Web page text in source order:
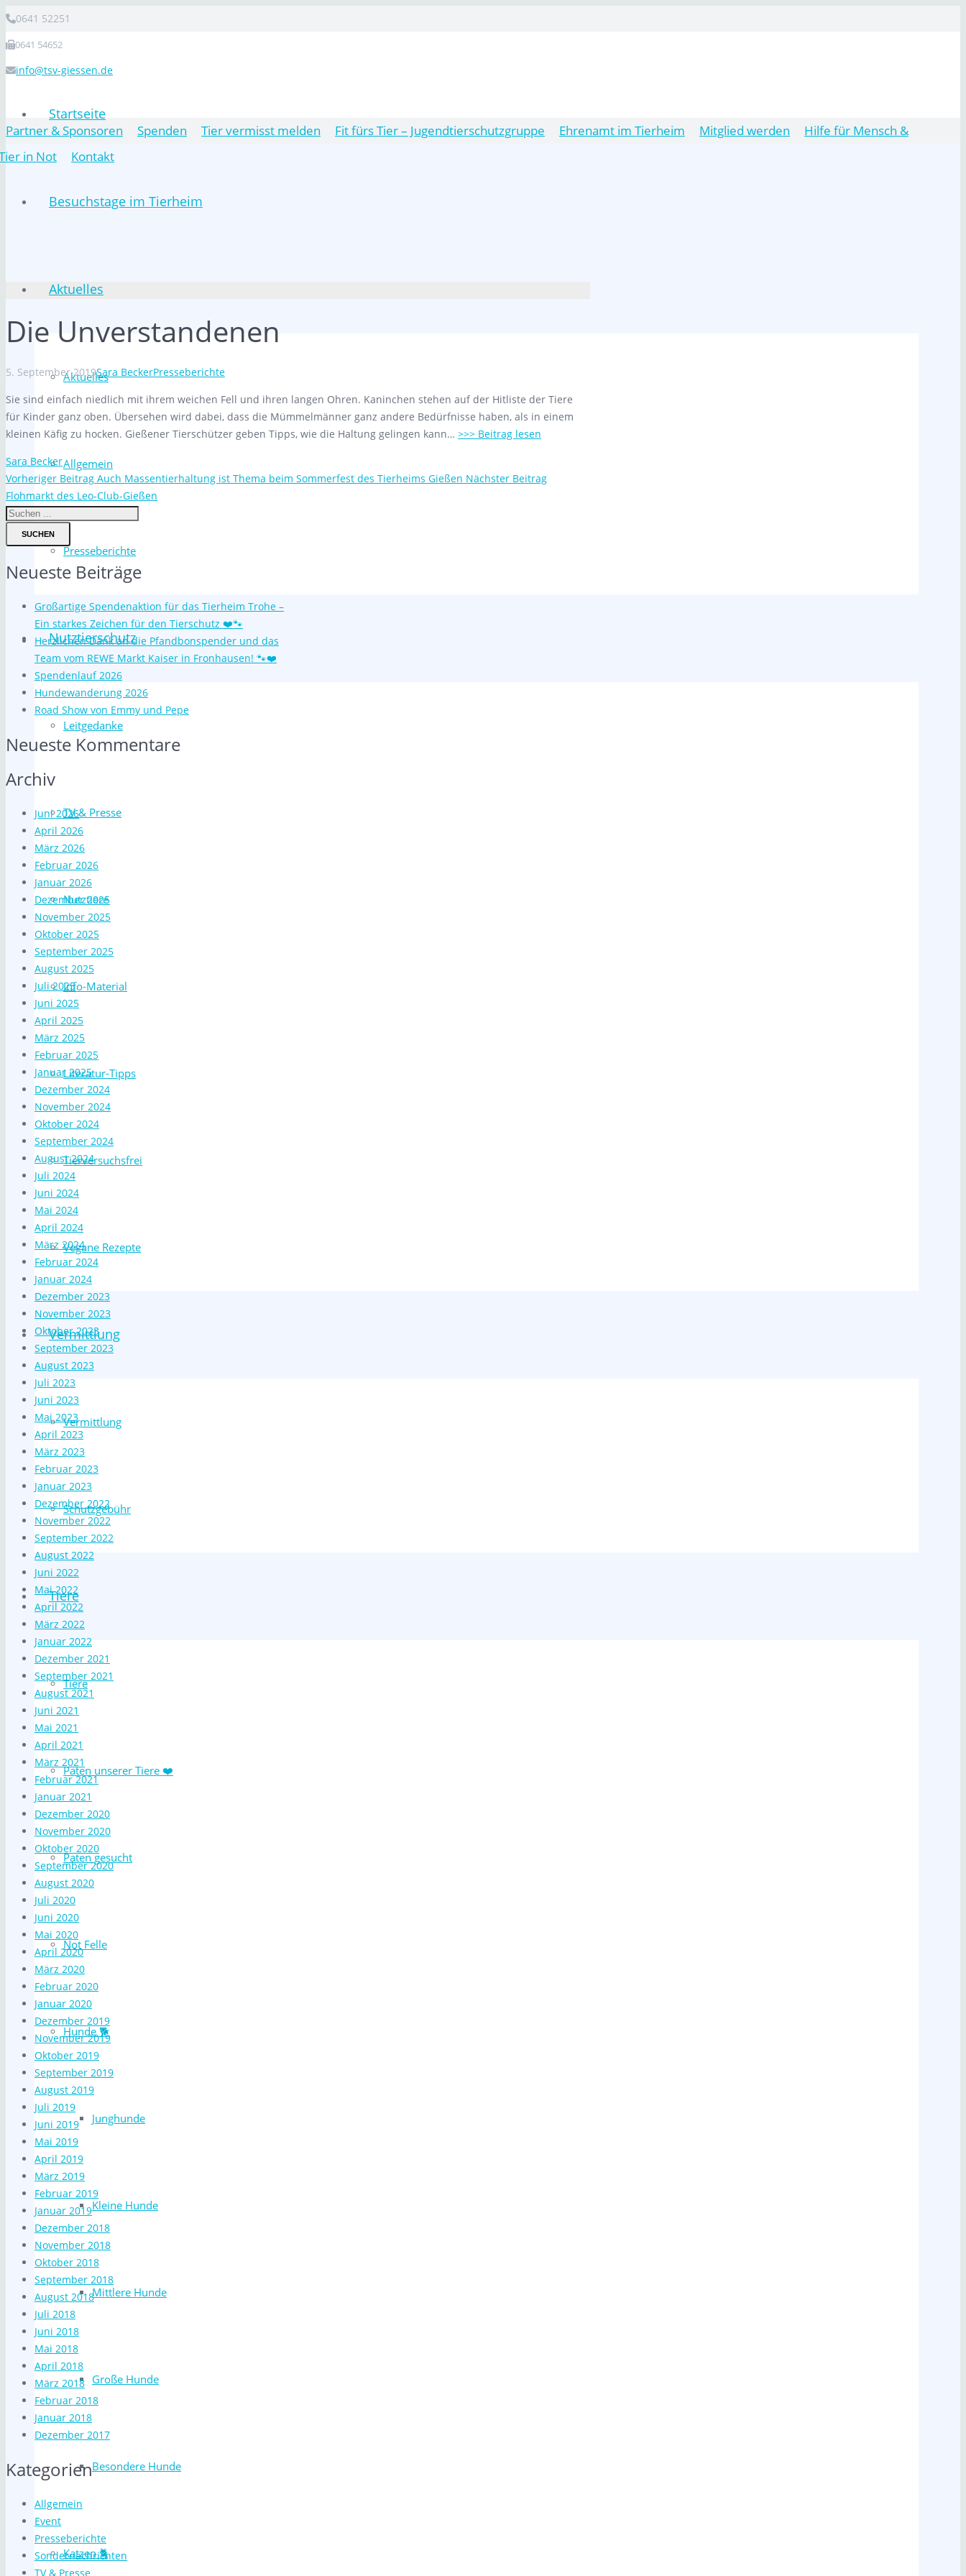
0641 52251
0641 54652
info@tsv-giessen.de
Startseite
Besuchstage im Tierheim
Aktuelles
Aktuelles
Allgemein
Presseberichte
Nutztierschutz
Leitgedanke
TV & Presse
Nutztiere
Info-Material
Literatur-Tipps
Tierversuchsfrei
Vegane Rezepte
Vermittlung
Vermittlung
Schutzgebühr
Tiere
Tiere
Paten unserer Tiere ❤️
Paten gesucht
Not Felle
Hunde 🐕
Junghunde
Kleine Hunde
Mittlere Hunde
Große Hunde
Besondere Hunde
Katzen 🐈
Partner & Sponsoren Spenden Tier vermisst melden Fit fürs Tier – Jugendtierschutzgruppe Ehrenamt im Tierheim Mitglied werden
Hilfe für Mensch &
in Not
Kontakt
Die Unverstandenen
5. September 2019Sara BeckerPresseberichte
Sie sind einfach niedlich mit ihrem weichen Fell und ihren langen Ohren. Kaninchen stehen auf der Hitliste der Tiere
für Kinder ganz oben. Übersehen wird dabei, dass die Mümmelmänner ganz andere Bedürfnisse haben, als in einem
kleinen Käfig zu hocken. Gießener Tierschützer geben Tipps, wie die Haltung gelingen kann… >>> Beitrag lesen
Sara Becker
Vorheriger Beitrag Auch Massentierhaltung ist Thema beim Sommerfest des Tierheims Gießen Nächster Beitrag
Flohmarkt des Leo-Club-Gießen
SUCHEN
Neueste Beiträge
Großartige Spendenaktion für das Tierheim Trohe –
Ein starkes Zeichen für den Tierschutz ❤️🐾
Herzlichen Dank an die Pfandbonspender und das
Team vom REWE Markt Kaiser in Fronhausen! 🐾❤️
Spendenlauf 2026
Hundewanderung 2026
Road Show von Emmy und Pepe
Neueste Kommentare
Archiv
Juni 2026
April 2026
März 2026
Februar 2026
Januar 2026
Dezember 2025
November 2025
Oktober 2025
September 2025
August 2025
Juli 2025
Juni 2025
April 2025
März 2025
Februar 2025
Januar 2025
Dezember 2024
November 2024
Oktober 2024
September 2024
August 2024
Juli 2024
Juni 2024
Mai 2024
April 2024
März 2024
Februar 2024
Januar 2024
Dezember 2023
November 2023
Oktober 2023
September 2023
August 2023
Juli 2023
Juni 2023
Mai 2023
April 2023
März 2023
Februar 2023
Januar 2023
Dezember 2022
November 2022
September 2022
August 2022
Juni 2022
Mai 2022
April 2022
März 2022
Januar 2022
Dezember 2021
September 2021
August 2021
Juni 2021
Mai 2021
April 2021
März 2021
Februar 2021
Januar 2021
Dezember 2020
November 2020
Oktober 2020
September 2020
August 2020
Juli 2020
Juni 2020
Mai 2020
April 2020
März 2020
Februar 2020
Januar 2020
Dezember 2019
November 2019
Oktober 2019
September 2019
August 2019
Juli 2019
Juni 2019
Mai 2019
April 2019
März 2019
Februar 2019
Januar 2019
Dezember 2018
November 2018
Oktober 2018
September 2018
August 2018
Juli 2018
Juni 2018
Mai 2018
April 2018
März 2018
Februar 2018
Januar 2018
Dezember 2017
Kategorien
Allgemein
Event
Presseberichte
Sondernachrichten
TV & Presse